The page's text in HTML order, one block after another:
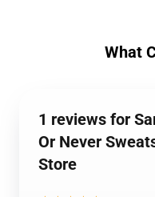
What
1 reviews for
Or Never
Store